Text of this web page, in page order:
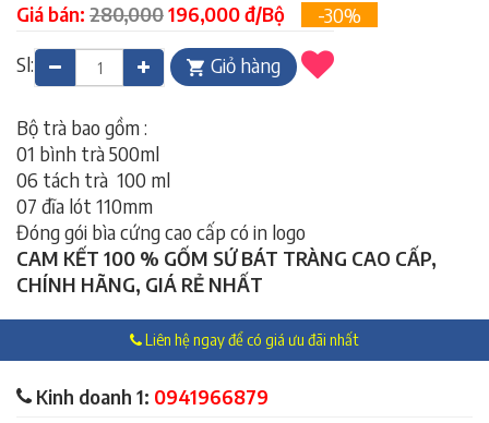
Giá bán: 280,000196,000 đ/Bộ
-30%
Sl:
Giỏ hàng
Bộ trà bao gồm :
01 bình trà 500ml
06 tách trà 100 ml
07 đĩa lót 110mm
Đóng gói bìa cứng cao cấp có in logo
CAM KẾT 100 % GỐM SỨ BÁT TRÀNG CAO CẤP,
CHÍNH HÃNG, GIÁ RẺ NHẤT
Liên hệ ngay để có giá ưu đãi nhất
Kinh doanh 1: 0941966879